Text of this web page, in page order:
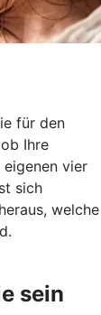
für den
Ihre
eigenen vier
sich
welche
sein